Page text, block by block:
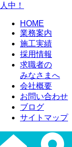
人 中！
HOME
業務案内
施工実績
採用情報
求職者の
みなさまへ
会社概要
お問い合わせ
ブログ
サイトマップ